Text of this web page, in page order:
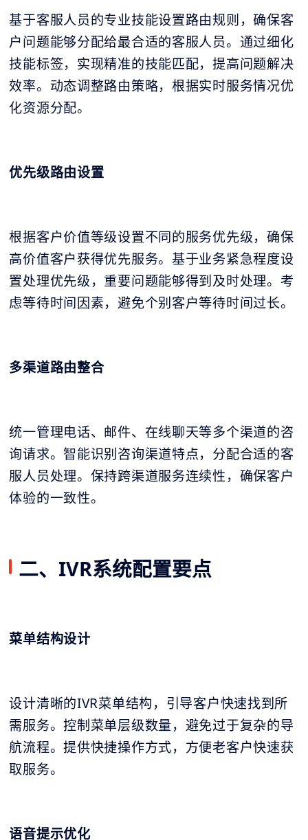
基于客服人员的专业技能设置路由规则，确保客
户问题能够分配给最合适的客服人员。通过细化
技能标签，实现精准的技能匹配，提高问题解决
效率。动态调整路由策略，根据实时服务情况优
化资源分配。
优先级路由设置
根据客户价值等级设置不同的服务优先级，确保
高价值客户获得优先服务。基于业务紧急程度设
置处理优先级，重要问题能够得到及时处理。考
虑等待时间因素，避免个别客户等待时间过长。
多渠道路由整合
统一管理电话、邮件、在线聊天等多个渠道的咨
询请求。智能识别咨询渠道特点，分配合适的客
服人员处理。保持跨渠道服务连续性，确保客户
体验的一致性。
二、IVR系统配置要点
菜单结构设计
设计清晰的IVR菜单结构，引导客户快速找到所
需服务。控制菜单层级数量，避免过于复杂的导
航流程。提供快捷操作方式，方便老客户快速获
取服务。
语音提示优化